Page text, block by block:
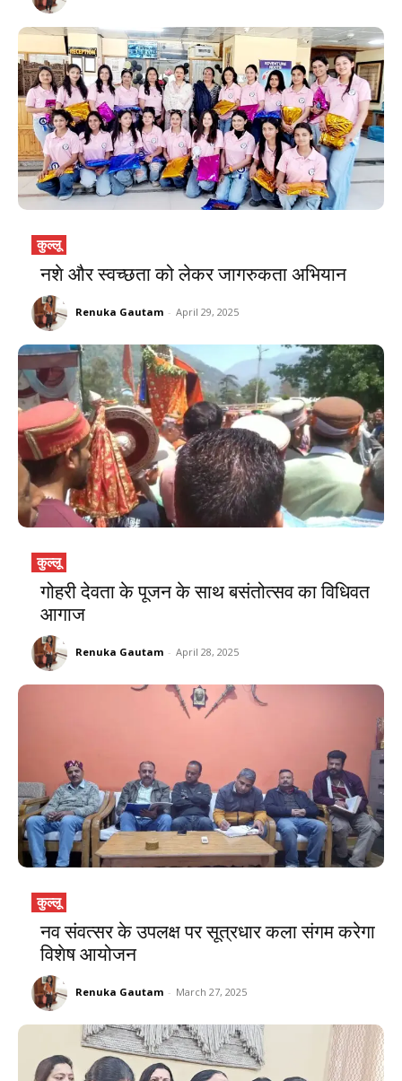
कुल्लू
नशे और स्वच्छता को लेकर जागरुकता अभियान
Renuka Gautam - April 29, 2025
कुल्लू
गोहरी देवता के पूजन के साथ बसंतोत्सव का विधिवत
आगाज
Renuka Gautam - April 28, 2025
कुल्लू
नव संवत्सर के उपलक्ष पर सूत्रधार कला संगम करेगा
विशेष आयोजन
Renuka Gautam - March 27, 2025